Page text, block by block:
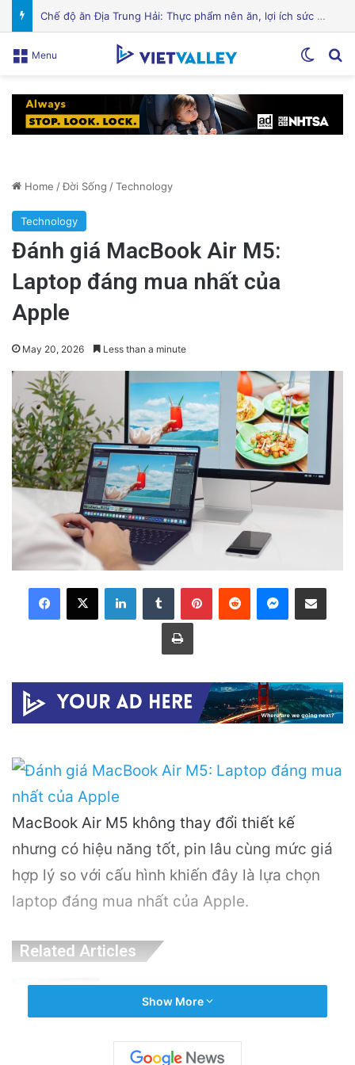
Cảnh Báo: Công An Xử Phạt Người Chia Sẻ Livestream Của Bà Nguyễn Phương Hằng!
Menu
Home /Đời Sống /Technology
Technology
Đánh giá MacBook Air M5:
Laptop đáng mua nhất của
Apple
May 20, 2026 Less than a minute
LinkedInTumblr PinterestReddit Messenger
Share via Email
Print
MacBook Air M5 không thay đổi thiết kế
nhưng có hiệu năng tốt, pin lâu cùng mức giá
hợp lý so với cấu hình khiến đây là lựa chọn
laptop đáng mua nhất của Apple.
Related Articles
Cuộc đời của Nhà Khoa học Xuất sắc
14 hours ago
Show More